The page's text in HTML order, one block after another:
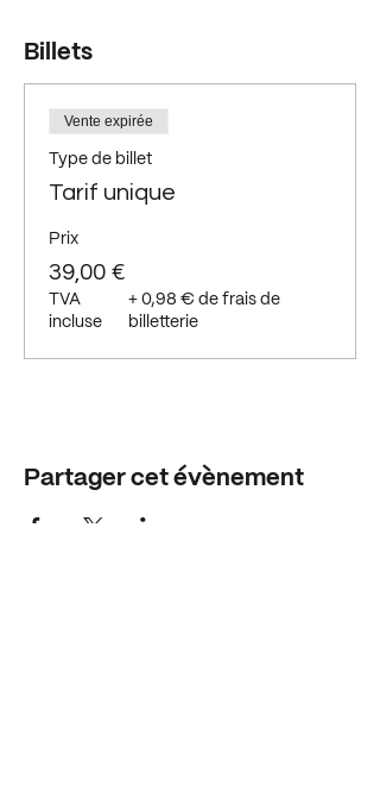
Billets
Vente expirée
Type de billet
Tarif unique
Prix
39,00 €
TVA
incluse
+ 0,98 € de frais de
billetterie
Partager cet évènement